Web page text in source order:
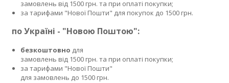
замовлень від 1500 грн. та при оплаті покупки;
за тарифами "Нової Пошти" для покупок до 1500 грн.
по Україні - "Новою Поштою":
безкоштовно для
замовлень від 1500 грн. та при оплаті покупки;
за тарифами "Нової Пошти"
для замовлень до 1500 грн.